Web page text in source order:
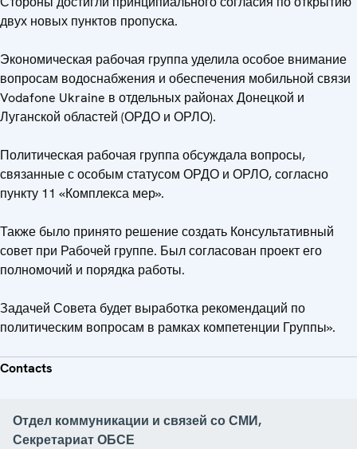
двух новых пунктов пропуска.
Экономическая рабочая группа уделила особое внимание
вопросам водоснабжения и обеспечения мобильной связи
Vodafone Ukraine в отдельных районах Донецкой и
Луганской областей (ОРДО и ОРЛО).
Политическая рабочая группа обсуждала вопросы,
связанные с особым статусом ОРДО и ОРЛО, согласно
пункту 11 «Комплекса мер».
Также было принято решение создать Консультативный
совет при Рабочей группе. Был согласован проект его
полномочий и порядка работы.
Задачей Совета будет выработка рекомендаций по
политическим вопросам в рамках компетенции Группы».
Contacts
Отдел коммуникации и связей со СМИ,
Секретариат ОБСЕ